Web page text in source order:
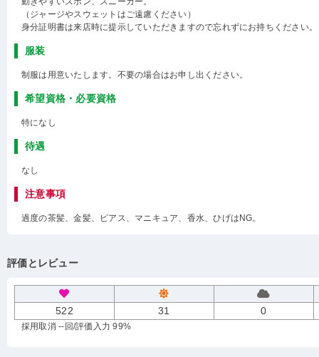
（ジャージやスウェットはご遠慮ください）
身分証明書は来店時に提示していただきますので忘れずにお持ちください。
服装
制服は用意いたします。不要の場合はお申し出ください。
希望資格・必要資格
特になし
待遇
なし
注意事項
過度の茶髪、金髪、ピアス、マニキュア、香水、ひげはNG。
評価とレビュー
522 31 0
採用取消 --回/評価入力 99%